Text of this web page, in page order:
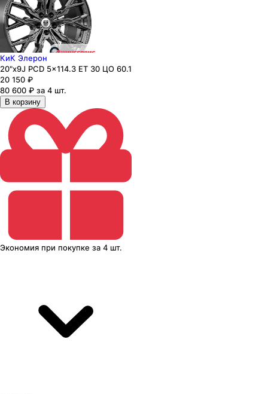
КиК Элерон
20"x9J PCD 5x114.3 ЕТ 30 ЦО 60.1
20 150 ₽
80 600 ₽ за 4 шт.
В корзину
Экономия при покупке за 4 шт.